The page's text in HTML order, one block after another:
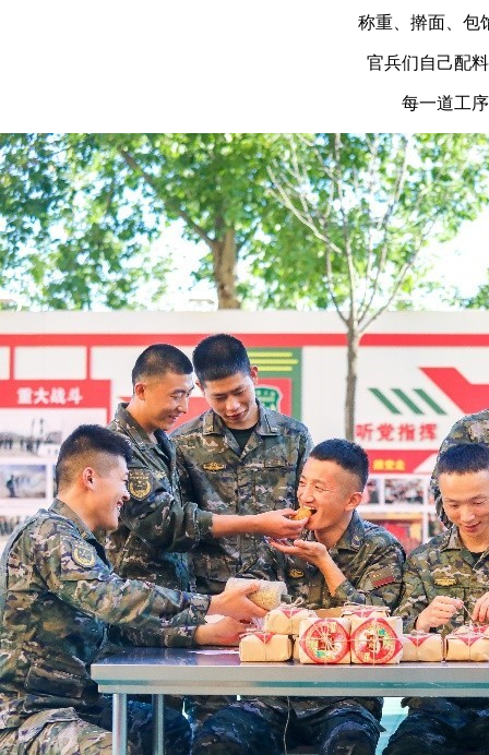
称重、擀面、包
官兵们自己配
每一道工